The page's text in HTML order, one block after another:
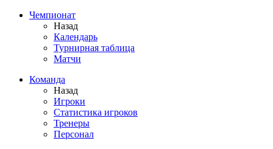
Чемпионат
Назад
Календарь
Турнирная таблица
Матчи
Команда
Назад
Игроки
Статистика игроков
Тренеры
Персонал